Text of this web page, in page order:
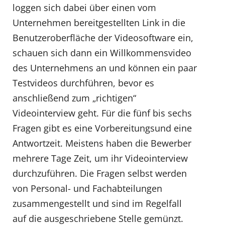
loggen sich dabei über einen vom
Unternehmen bereitgestellten Link in die
Benutzeroberfläche der Videosoftware ein,
schauen sich dann ein Willkommensvideo
des Unternehmens an und können ein paar
Testvideos durchführen, bevor es
anschließend zum „richtigen“
Videointerview geht. Für die fünf bis sechs
Fragen gibt es eine Vorbereitungsund eine
Antwortzeit. Meistens haben die Bewerber
mehrere Tage Zeit, um ihr Videointerview
durchzuführen. Die Fragen selbst werden
von Personal- und Fachabteilungen
zusammengestellt und sind im Regelfall
auf die ausgeschriebene Stelle gemünzt.